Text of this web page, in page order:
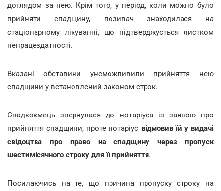
доглядом за нею. Крім того, у період, коли можно було
прийняти спадщину, позивач знаходилася на
стаціонарному лікуванні, що підтверджується листком
непрацездатності.
Вказані обставини унеможливили прийняття нею
спадщини у встановлений законом строк.
Спадкоємець звернулася до нотаріуса із заявою про
прийняття спадщини, проте нотаріус відмовив їй у видачі
свідоцтва про право на спадщину через пропуск
шестимісячного строку для її прийняття.
Посилаючись на те, що причина пропуску строку на